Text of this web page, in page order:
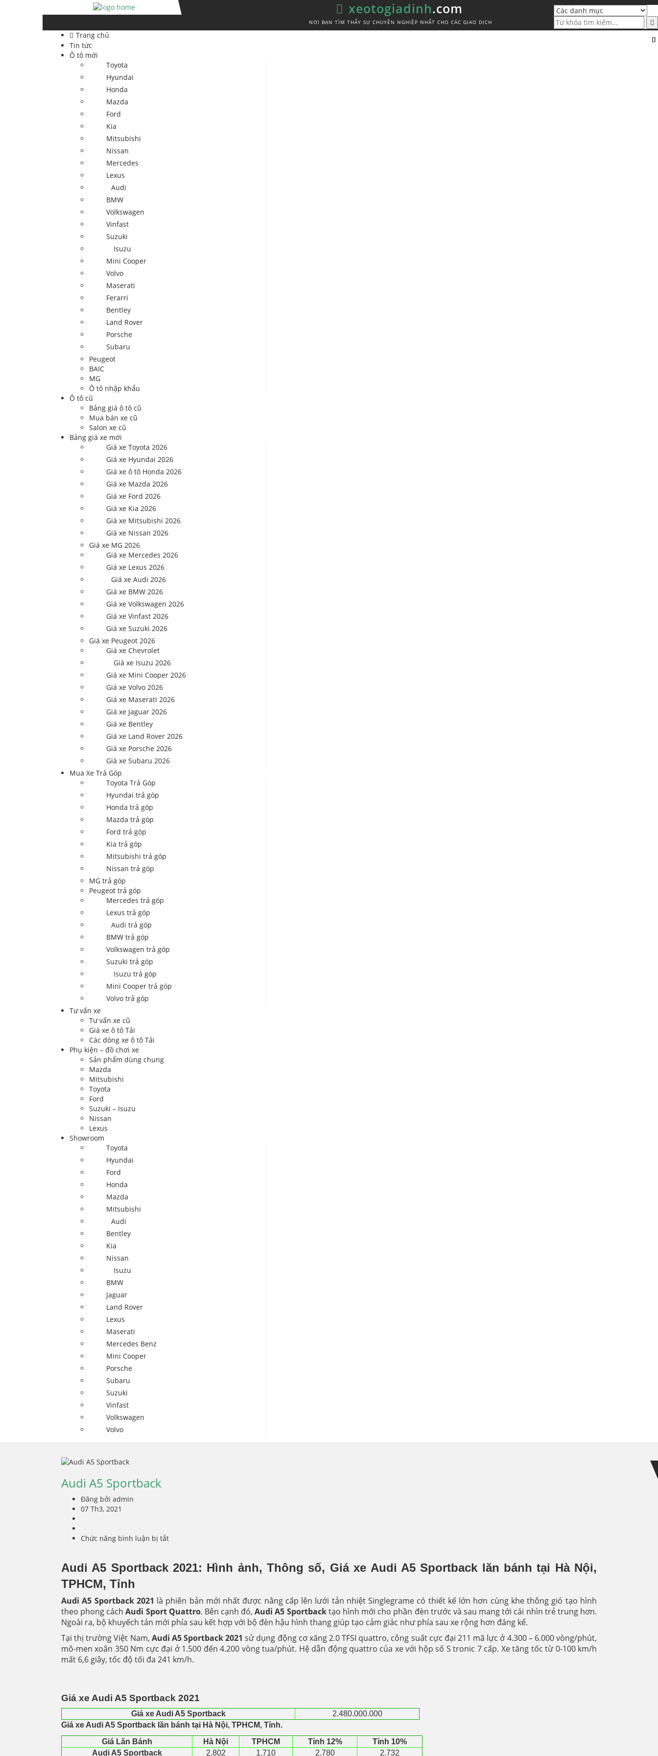
xeotogiadinh.com
NƠI BẠN TÌM THẤY SỰ CHUYÊN NGHIỆP NHẤT CHO CÁC GIAO DỊCH
Trang chủ
Tin tức
Ô tô mới
Toyota
Hyundai
Honda
Mazda
Ford
Kia
Mitsubishi
Nissan
Mercedes
Lexus
Audi
BMW
Volkswagen
Vinfast
Suzuki
Isuzu
Mini Cooper
Volvo
Maserati
Ferarri
Bentley
Land Rover
Porsche
Subaru
Peugeot
BAIC
MG
Ô tô nhập khẩu
Ô tô cũ
Bảng giá ô tô cũ
Mua bán xe cũ
Salon xe cũ
Bảng giá xe mới
Giá xe Toyota 2026
Giá xe Hyundai 2026
Giá xe ô tô Honda 2026
Giá xe Mazda 2026
Giá xe Ford 2026
Giá xe Kia 2026
Giá xe Mitsubishi 2026
Giá xe Nissan 2026
Giá xe MG 2026
Giá xe Mercedes 2026
Giá xe Lexus 2026
Giá xe Audi 2026
Giá xe BMW 2026
Giá xe Volkswagen 2026
Giá xe Vinfast 2026
Giá xe Suzuki 2026
Giá xe Peugeot 2026
Giá xe Chevrolet
Giá xe Isuzu 2026
Giá xe Mini Cooper 2026
Giá xe Volvo 2026
Giá xe Maserati 2026
Giá xe Jaguar 2026
Giá xe Bentley
Giá xe Land Rover 2026
Giá xe Porsche 2026
Giá xe Subaru 2026
Mua Xe Trả Góp
Toyota Trả Góp
Hyundai trả góp
Honda trả góp
Mazda trả góp
Ford trả góp
Kia trả góp
Mitsubishi trả góp
Nissan trả góp
MG trả góp
Peugeot trả góp
Mercedes trả góp
Lexus trả góp
Audi trả góp
BMW trả góp
Volkswagen trả góp
Suzuki trả góp
Isuzu trả góp
Mini Cooper trả góp
Volvo trả góp
Tư vấn xe
Tư vấn xe cũ
Giá xe ô tô Tải
Các dòng xe ô tô Tải
Phụ kiện – đồ chơi xe
Sản phẩm dùng chung
Mazda
Mitsubishi
Toyota
Ford
Suzuki – Isuzu
Nissan
Lexus
Showroom
Toyota
Hyundai
Ford
Honda
Mazda
Mitsubishi
Audi
Bentley
Kia
Nissan
Isuzu
BMW
Jaguar
Land Rover
Lexus
Maserati
Mercedes Benz
Mini Cooper
Porsche
Subaru
Suzuki
Vinfast
Volkswagen
Volvo
Audi A5 Sportback
Đăng bởi admin
07 Th3, 2021
Chức năng bình luận bị tắt
Sportback
Audi A5 Sportback 2021: Hình ảnh, Thông số, Giá xe Audi A5 Sportback lăn bánh tại Hà Nội,
TPHCM, Tỉnh
Audi A5 Sportback 2021 là phiên bản mới nhất được nâng cấp lên lưới tản nhiệt Singlegrame có thiết kế lớn hơn cùng khe thông gió tạo hình
theo phong cáchAudi Sport Quattro. Bên cạnh đó,Audi A5 Sportbacktạo hình mới cho phần đèn trước và sau mang tới cái nhìn trẻ trung hơn.
Ngoài ra, bộ khuyếch tán mới phía sau kết hợp với bộ đèn hậu hình thang giúp tạo cảm giác như phía sau xe rộng hơn đáng kể.
Tại thị trường Việt Nam, Audi A5 Sportback 2021 sử dụng động cơ xăng 2.0 TFSI quattro, công suất cực đại 211 mã lực ở 4.300 – 6.000 vòng/phút,
mô-men xoắn 350 Nm cực đại ở 1.500 đến 4.200 vòng tua/phút. Hệ dẫn động quattro của xe với hộp số S tronic 7 cấp. Xe tăng tốc từ 0-100 km/h
mất 6,6 giây, tốc độ tối đa 241 km/h.
Giá xe Audi A5 Sportback 2021
Giá xe Audi A5 Sportback
2.480.000.000
Giá xe Audi A5 Sportback lăn bánh tại Hà Nội, TPHCM, Tỉnh.
Giá Lăn Bánh
Hà Nội TPHCM Tỉnh 12%
Tỉnh 10%
Audi A5 Sportback
2.802 1.710 2.780 2.732